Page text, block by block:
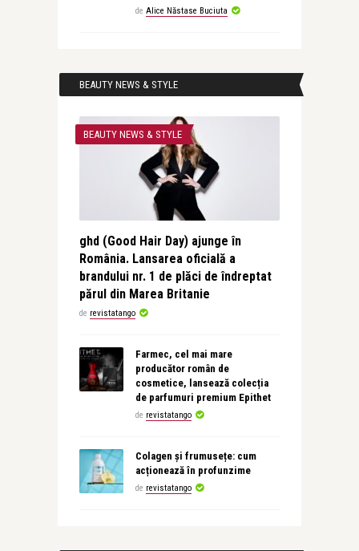
de Alice Năstase Buciuta
BEAUTY NEWS & STYLE
BEAUTY NEWS & STYLE
ghd (Good Hair Day) ajunge în
România. Lansarea oficială a
brandului nr. 1 de plăci de îndreptat
părul din Marea Britanie
de revistatango
Farmec, cel mai mare
producător român de
cosmetice, lansează colecția
de parfumuri premium Epithet
de revistatango
Colagen și frumusețe: cum
acționează în profunzime
de revistatango